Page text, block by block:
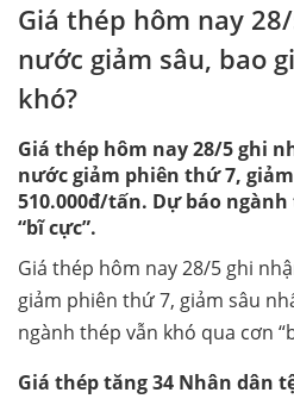
Giá thép hôm nay
nước giảm sâu, bao
khó?
Giá thép hôm nay 28/5 ghi
nước giảm phiên thứ 7,
510.000đ/tấn. Dự báo
“bĩ cực”.
Giá thép hôm nay 28/5 ghi
giảm phiên thứ 7, giảm sâu
ngành thép vẫn khó qua cơn
Giá thép tăng 34 Nhân dân